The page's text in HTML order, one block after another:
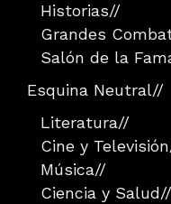
Historias//
Grandes
Salón de la
Esquina Neutral//
Literatura//
Cine y Televisión
Música//
Ciencia y Salud//